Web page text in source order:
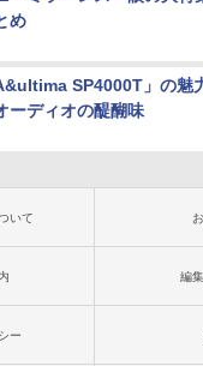
め
SP4000T」の魅
ーディオの醍醐味
いて
編
ー